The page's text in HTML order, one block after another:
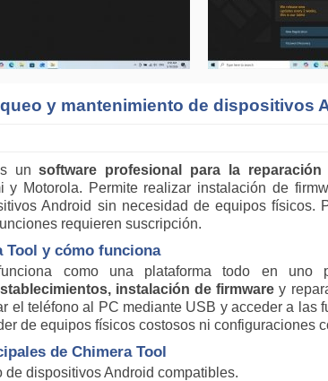
y mantenimiento de dispositivos
unsoftware profesional para la
y Motorola. Permite realizar instalación de
Android sin necesidad de equipos físicos.
requieren suscripción.
Tool y cómo funciona
como una plataforma todo en uno
instalación de firmware y
el teléfono al PC mediante USB y acceder a las
de equipos físicos costosos ni configuraciones
de Chimera Tool
de dispositivos Android compatibles.